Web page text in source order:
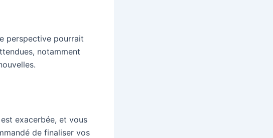
perspective pourrait
notamment
exacerbée, et vous
de finaliser vos